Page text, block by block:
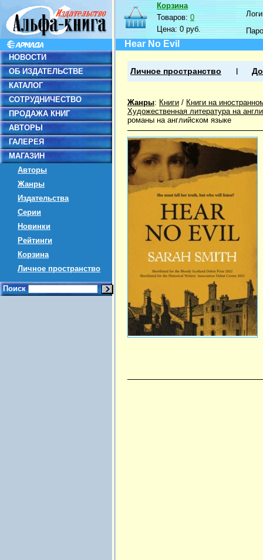
НОВОСТИ
ОБ ИЗДАТЕЛЬСТВЕ
КАТАЛОГ
СОТРУДНИЧЕСТВО
ПРОДАЖА КНИГ
АВТОРЫ
ГАЛЕРЕЯ
МАГАЗИН
Авторы
Жанры
Издательства
Серии
Новинки
Рейтинги
Корзина
Личное пространство
Поиск
Корзина
Товаров:0
Цена:0 руб.
Hear No Evil
Личное пространство
Жанры: Книги / Книги на
Художественная литература на
романы на английском языке